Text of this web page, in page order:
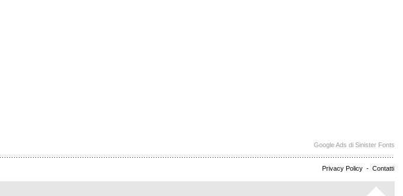
Google Ads di Sinister Fonts
Privacy Policy - Contatti